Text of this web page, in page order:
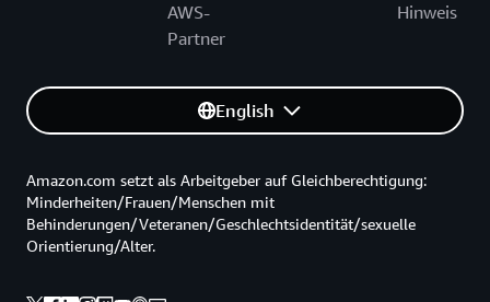
AWS-
Partner
Hinweis
English
Amazon.com setzt als Arbeitgeber auf Gleichberechtigung:
Minderheiten/Frauen/Menschen mit
Behinderungen/Veteranen/Geschlechtsidentität/sexuelle
Orientierung/Alter.